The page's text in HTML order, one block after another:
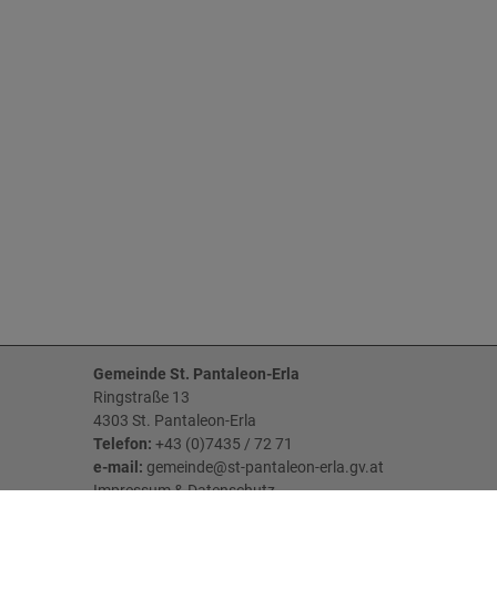
Gemeinde St. Pantaleon-Erla
Ringstraße 13
4303 St. Pantaleon-Erla
Telefon: +43 (0)7435 / 72 71
e-mail: gemeinde@st-pantaleon-erla.gv.at
Impressum&Datenschutz